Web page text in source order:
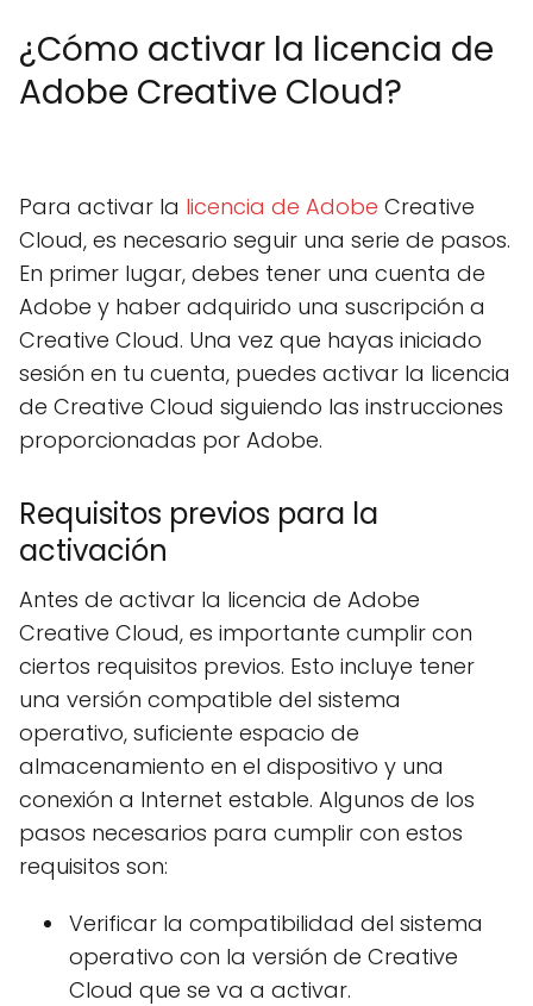
¿Cómo activar la licencia de
Adobe Creative Cloud?
Para activar la licencia de Adobe Creative
Cloud, es necesario seguir una serie de pasos.
En primer lugar, debes tener una cuenta de
Adobe y haber adquirido una suscripción a
Creative Cloud. Una vez que hayas iniciado
sesión en tu cuenta, puedes activar la licencia
de Creative Cloud siguiendo las instrucciones
proporcionadas por Adobe.
Requisitos previos para la
activación
Antes de activar la licencia de Adobe
Creative Cloud, es importante cumplir con
ciertos requisitos previos. Esto incluye tener
una versión compatible del sistema
operativo, suficiente espacio de
almacenamiento en el dispositivo y una
conexión a Internet estable. Algunos de los
pasos necesarios para cumplir con estos
requisitos son:
Verificar la compatibilidad del sistema
operativo con la versión de Creative
Cloud que se va a activar.